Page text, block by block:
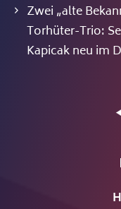
Zwei „alte
Torhüter-Trio:
Kapicak neu im